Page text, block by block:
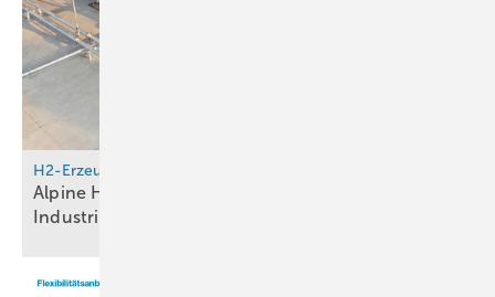
H2-Erzeugung
Alpine Hydrogen: Grüner Wasserstoff für Tirols
Industrie soll EU-Förderung